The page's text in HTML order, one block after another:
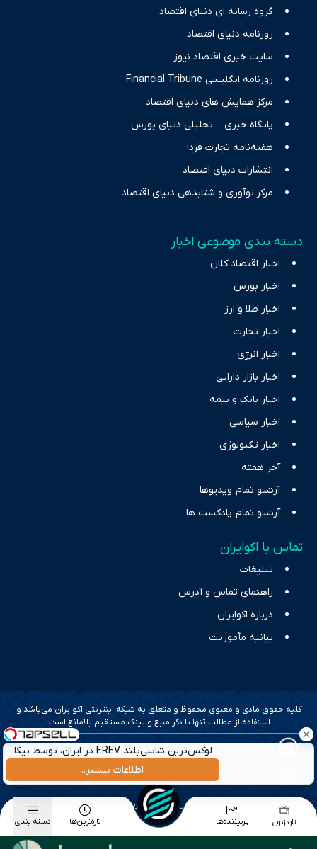
Image failed to load
لوکس‌ترین شاسی‌بلند EREV در ایران، توسط نیکا
موتور رونمایی شد!
اطلاعات بیشتر..
نیازهای خبری مخاطبان در حوزه‌های اثرگذار بر اقتصاد را با رویکردی
حرفه‌ای و روزآمد پوشش می‌دهیم.
گروه رسانه ای دنیای اقتصاد
روزنامه دنیای اقتصاد
سایت خبری اقتصاد نیوز
روزنامه انگلیسی Financial Tribune
مرکز همایش های دنیای اقتصاد
پایگاه خبری – تحلیلی دنیای بورس
هفته‌نامه تجارت فردا
انتشارات دنیای اقتصاد
مرکز نوآوری و شتابدهی دنیای اقتصاد
دسته بندی موضوعی اخبار
اخبار اقتصاد کلان
اخبار بورس
اخبار طلا و ارز
اخبار تجارت
اخبار انرژی
اخبار بازار دارایی
اخبار بانک و بیمه
اخبار سیاسی
اخبار تکنولوژی
آخر هفته
آرشیو تمام ویدیوها
آرشیو تمام پادکست ها
تماس با اکوایران
تبلیغات
راهنمای تماس و آدرس
درباره اکوایران
بیانیه مأموریت
کلیه حقوق مادی و معنوی محفوظ و متعلق به شبکه اینترنتی اکوایران می‌باشد و
استفاده از مطالب تنها با ذکر منبع و لینک مستقیم بلامانع است.
طراحی سایت خبری و خبرگزاری آسام
بهینه سازی و سئو؛ گروه رسانه ای دنیای اقتصاد
طراحی گرافیک و پیاده سازی؛ برآیند تجربه
تلویزیون پربیننده‌ها تازه‌ترین‌ها دسته بندی